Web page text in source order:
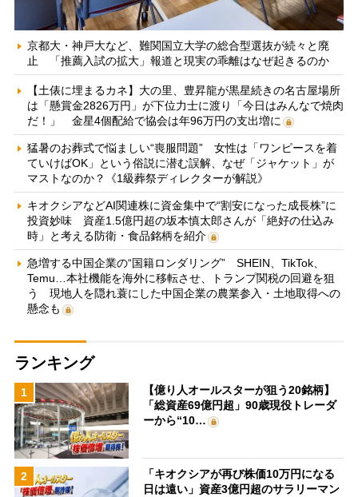
京都大・神戸大など、難関国立大学の総合型選抜が続々と廃
止 「推薦入試の拡大」報道と現実の乖離はなぜ起きるのか
【土俵に埋まるカネ】大の里、豊昇龍が黒星続きの名古屋場所
は「懸賞金2826万円」が下位力士に渡り「今日はみんなで焼肉
だ！」 金星4個配給で協会は年96万円の支出増に
猛暑のお葬式で悩ましい“喪服問題” 女性は「ワンピースを着
ていけばOK」という俗説に潜む誤解、なぜ「ジャケット」が
マストなのか？《1級葬祭ディレクターが解説》
キオクシアなどAI関連株に資金集中で“割安になった成長株”に
投資妙味 資産1.5億円超の坂本慎太郎さんが「絶好の仕込み
時」と考える防衛・食品銘柄を紹介
急増する中国企業の“国籍ロンダリング” SHEIN、TikTok、
Temu…本社機能を海外に移転させ、トランプ関税の回避を狙
う 現地人を隠れ蓑にした中国企業の農業参入・土地取得への
懸念も
ランキング
1
【億り人オールスターが狙う20銘柄】
「総資産69億円超」90歳現役トレーダ
ーから“10…
2
「キオクシアが再び株価10万円になる
日は遠い」資産3億円超のサラリーマン